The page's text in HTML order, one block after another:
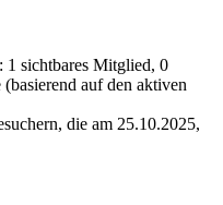
1 sichtbares Mitglied, 0
auf den aktiven
die am 25.10.2025,